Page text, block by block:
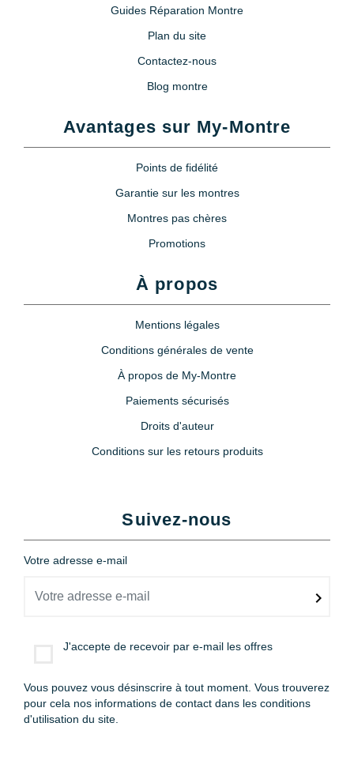
Guides Réparation Montre
Plan du site
Contactez-nous
Blog montre
Avantages sur My-Montre
Points de fidélité
Garantie sur les montres
Montres pas chères
Promotions
À propos
Mentions légales
Conditions générales de vente
À propos de My-Montre
Paiements sécurisés
Droits d'auteur
Conditions sur les retours produits
Suivez-nous
Votre adresse e-mail
J'accepte de recevoir par e-mail les offres
Vous pouvez vous désinscrire à tout moment. Vous trouverez
pour cela nos informations de contact dans les conditions
d'utilisation du site.